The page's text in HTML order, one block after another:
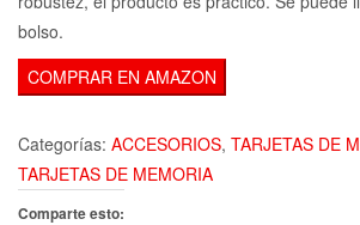
bolso.
COMPRAR EN AMAZON
Categorías: ACCESORIOS, TARJETAS DE
TARJETAS DE MEMORIA
Comparte esto: